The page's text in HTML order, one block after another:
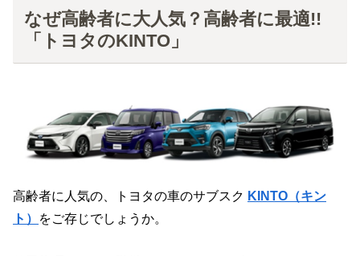
なぜ高齢者に大人気？高齢者に最適!!
「トヨタのKINTO」
高齢者に人気の、トヨタの車のサブスク KINTO（キン
ト）
をご存じでしょうか。